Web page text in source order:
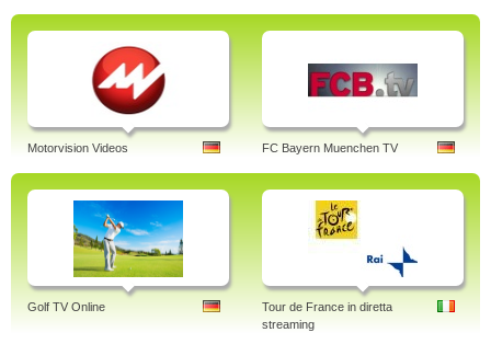
Motorvision Videos FC Bayern Muenchen TV
Golf TV Online
Tour de France in diretta
streaming